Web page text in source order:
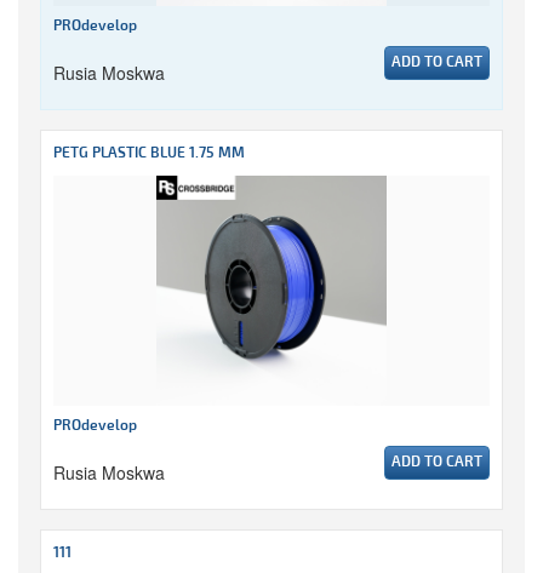
PROdevelop
Rusia Moskwa ADD TO CART
PETG PLASTIC BLUE 1.75 MM
PROdevelop
Rusia Moskwa ADD TO CART
111